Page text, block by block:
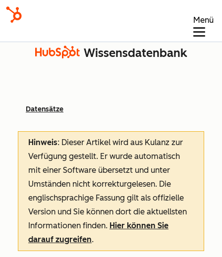
Menü
Wissensdatenbank
Datensätze
Hinweis: Dieser Artikel wird aus Kulanz zur
Verfügung gestellt. Er wurde automatisch
mit einer Software übersetzt und unter
Umständen nicht korrekturgelesen. Die
englischsprachige Fassung gilt als offizielle
Version und Sie können dort die aktuellsten
Informationen finden. Hier können Sie
darauf zugreifen.